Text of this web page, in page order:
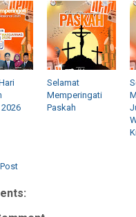
Selamat
Memperingati
Paskah